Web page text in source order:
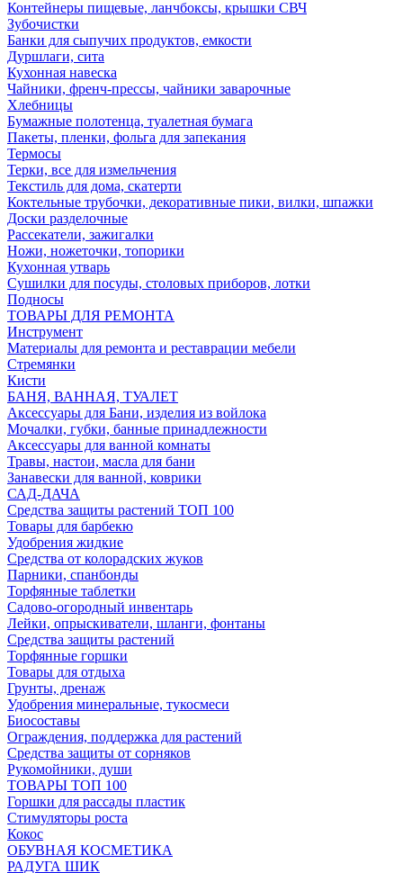
Контейнеры пищевые, ланчбоксы, крышки СВЧ
Зубочистки
Банки для сыпучих продуктов, емкости
Дуршлаги, сита
Кухонная навеска
Чайники, френч-прессы, чайники заварочные
Хлебницы
Бумажные полотенца, туалетная бумага
Пакеты, пленки, фольга для запекания
Термосы
Терки, все для измельчения
Текстиль для дома, скатерти
Коктельные трубочки, декоративные пики, вилки, шпажки
Доски разделочные
Рассекатели, зажигалки
Ножи, ножеточки, топорики
Кухонная утварь
Сушилки для посуды, столовых приборов, лотки
Подносы
ТОВАРЫ ДЛЯ РЕМОНТА
Инструмент
Материалы для ремонта и реставрации мебели
Стремянки
Кисти
БАНЯ, ВАННАЯ, ТУАЛЕТ
Аксессуары для Бани, изделия из войлока
Мочалки, губки, банные принадлежности
Аксессуары для ванной комнаты
Травы, настои, масла для бани
Занавески для ванной, коврики
САД-ДАЧА
Средства защиты растений ТОП 100
Товары для барбекю
Удобрения жидкие
Средства от колорадских жуков
Парники, спанбонды
Торфянные таблетки
Садово-огородный инвентарь
Лейки, опрыскиватели, шланги, фонтаны
Средства защиты растений
Торфянные горшки
Товары для отдыха
Грунты, дренаж
Удобрения минеральные, тукосмеси
Биосоставы
Ограждения, поддержка для растений
Средства защиты от сорняков
Рукомойники, души
ТОВАРЫ ТОП 100
Горшки для рассады пластик
Стимуляторы роста
Кокос
ОБУВНАЯ КОСМЕТИКА
РАДУГА ШИК